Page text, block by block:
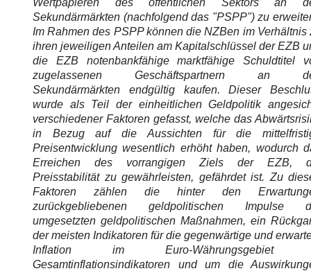
Wertpapieren des öffentlichen Sektors an
Sekundärmärkten (nachfolgend das "PSPP") zu
Im Rahmen des PSPP können die NZBen im Verhältnis
ihren jeweiligen Anteilen am Kapitalschlüssel der EZB
die EZB notenbankfähige marktfähige Schuldtitel
zugelassenen Geschäftspartnern an
Sekundärmärkten endgültig kaufen. Dieser
wurde als Teil der einheitlichen Geldpolitik
verschiedener Faktoren gefasst, welche das
in Bezug auf die Aussichten für die
Preisentwicklung wesentlich erhöht haben, wodurch
Erreichen des vorrangigen Ziels der EZB,
Preisstabilität zu gewährleisten, gefährdet ist. Zu
Faktoren zählen die hinter den
zurückgebliebenen geldpolitischen Impulse
umgesetzten geldpolitischen Maßnahmen, ein
der meisten Indikatoren für die gegenwärtige und
Inflation im Euro-Währungsgebiet
Gesamtinflationsindikatoren und um die